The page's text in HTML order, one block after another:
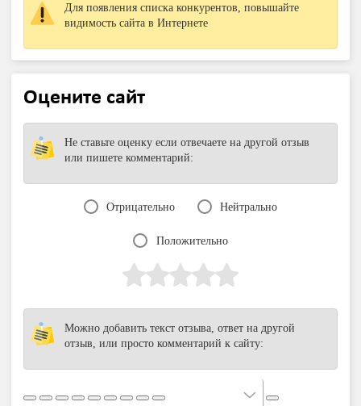
Для появления списка конкурентов, повышайте
видимость сайта в Интернете
Оцените сайт
Не ставьте оценку если отвечаете на другой отзыв
или пишете комментарий:
Отрицательно Нейтрально
Положительно
Можно добавить текст отзыва, ответ на другой
отзыв, или просто комментарий к сайту: